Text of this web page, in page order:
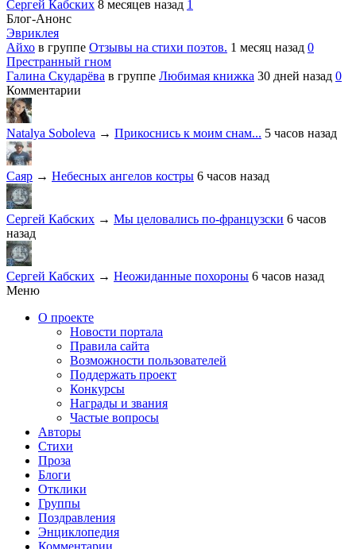
Сергей Кабских 8 месяцев назад 1
Блог-Анонс
Эвриклея
Айхо в группе Отзывы на стихи поэтов. 1 месяц назад 0
Престранный гном
Галина Скударёва в группе Любимая книжка 30 дней назад 0
Комментарии
Natalya Soboleva → Прикоснись к моим снам... 5 часов назад
Саяр → Небесных ангелов костры 6 часов назад
Сергей Кабских → Мы целовались по-французски 6 часов
назад
Сергей Кабских → Неожиданные похороны 6 часов назад
Меню
О проекте
Новости портала
Правила сайта
Возможности пользователей
Поддержать проект
Конкурсы
Награды и звания
Частые вопросы
Авторы
Стихи
Проза
Блоги
Отклики
Группы
Поздравления
Энциклопедия
Комментарии